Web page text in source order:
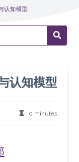
认知模型
认知模型
0 minutes